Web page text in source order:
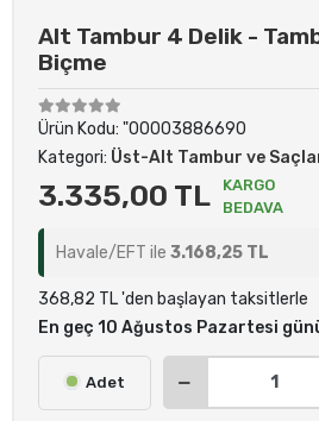
Alt Tambur 4 Delik -
Biçme
Ürün Kodu: "00003886690
Kategori: Üst-Alt Tambur ve
3.335,00 TL
KARGO
BEDAVA
Havale/EFT ile 3.168,25 TL
368,82 TL 'den başlayan taksitlerle
En geç 10 Ağustos Pazartesi
Adet